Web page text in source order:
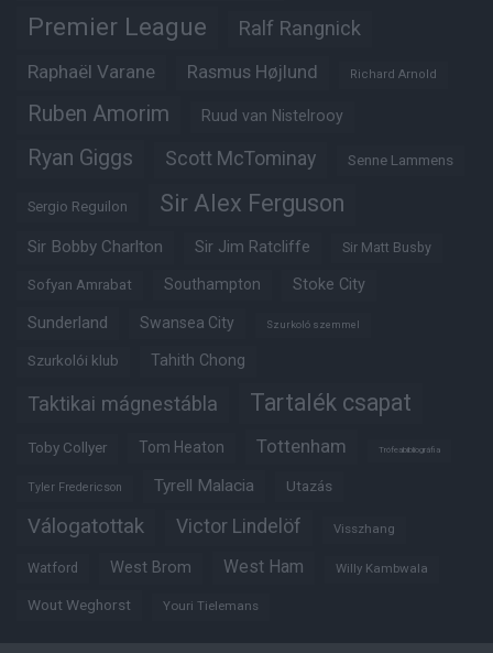
Premier League Ralf Rangnick
Raphaël Varane Rasmus Højlund Richard Arnold
Ruben Amorim Ruud van Nistelrooy
Ryan Giggs Scott McTominay Senne Lammens
Sergio Reguilon Sir Alex Ferguson
Sir Bobby Charlton Sir Jim Ratcliffe Sir Matt Busby
Sofyan Amrabat Southampton Stoke City
Sunderland Swansea City Szurkoló szemmel
Szurkolói klub Tahith Chong
Taktikai mágnestábla Tartalék csapat
Toby Collyer Tom Heaton Tottenham Trófeabibliográfia
Tyler Fredericson Tyrell Malacia Utazás
Válogatottak Victor Lindelöf Visszhang
Watford West Brom West Ham Willy Kambwala
Wout Weghorst Youri Tielemans